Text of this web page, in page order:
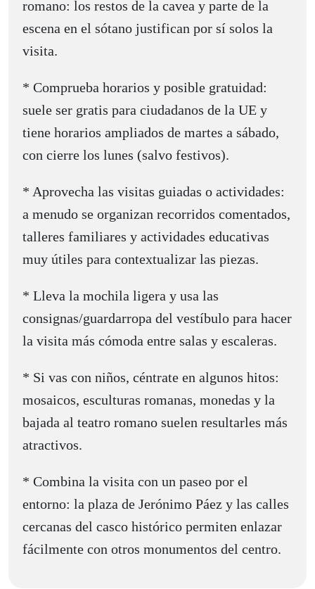
romano: los restos de la cavea y parte de la
escena en el sótano justifican por sí solos la
visita.
* Comprueba horarios y posible gratuidad:
suele ser gratis para ciudadanos de la UE y
tiene horarios ampliados de martes a sábado,
con cierre los lunes (salvo festivos).
* Aprovecha las visitas guiadas o actividades:
a menudo se organizan recorridos comentados,
talleres familiares y actividades educativas
muy útiles para contextualizar las piezas.
* Lleva la mochila ligera y usa las
consignas/guardarropa del vestíbulo para hacer
la visita más cómoda entre salas y escaleras.
* Si vas con niños, céntrate en algunos hitos:
mosaicos, esculturas romanas, monedas y la
bajada al teatro romano suelen resultarles más
atractivos.
* Combina la visita con un paseo por el
entorno: la plaza de Jerónimo Páez y las calles
cercanas del casco histórico permiten enlazar
fácilmente con otros monumentos del centro.